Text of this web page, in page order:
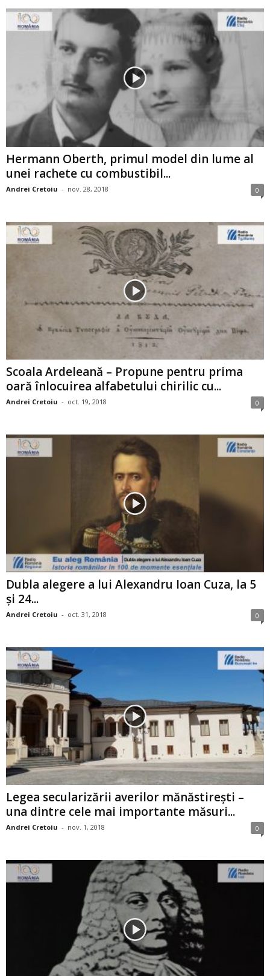
Hermann Oberth, primul model din lume al
unei rachete cu combustibil...
Andrei Cretoiu - nov. 28, 2018 0
Scoala Ardeleană – Propune pentru prima
oară înlocuirea alfabetului chirilic cu...
Andrei Cretoiu - oct. 19, 2018 0
Dubla alegere a lui Alexandru Ioan Cuza, la 5
şi 24...
Andrei Cretoiu - oct. 31, 2018 0
Legea secularizării averilor mănăstireşti –
una dintre cele mai importante măsuri...
Andrei Cretoiu - nov. 1, 2018 0